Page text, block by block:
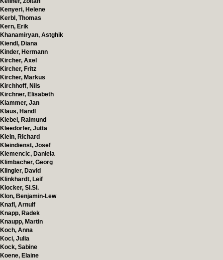
Kenyeri, Helene
Kerbl, Thomas
Kern, Erik
Khanamiryan, Astghik
Kiendl, Diana
Kinder, Hermann
Kircher, Axel
Kircher, Fritz
Kircher, Markus
Kirchhoff, Nils
Kirchner, Elisabeth
Klammer, Jan
Klaus, Händl
Klebel, Raimund
Kleedorfer, Jutta
Klein, Richard
Kleindienst, Josef
Klemencic, Daniela
Klimbacher, Georg
Klingler, David
Klinkhardt, Leif
Klocker, Si.Si.
Klon, Benjamin-Lew
Knafl, Arnulf
Knapp, Radek
Knaupp, Martin
Koch, Anna
Koci, Julia
Kock, Sabine
Koene, Elaine